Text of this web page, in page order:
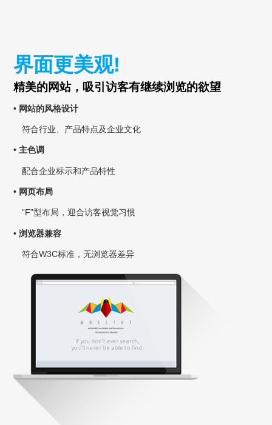
界面更美观!
精美的网站，吸引访客有继续浏览的欲望
• 网站的风格设计
符合行业、产品特点及企业文化
• 主色调
配合企业标示和产品特性
• 网页布局
“F”型布局，迎合访客视觉习惯
• 浏览器兼容
符合W3C标准，无浏览器差异